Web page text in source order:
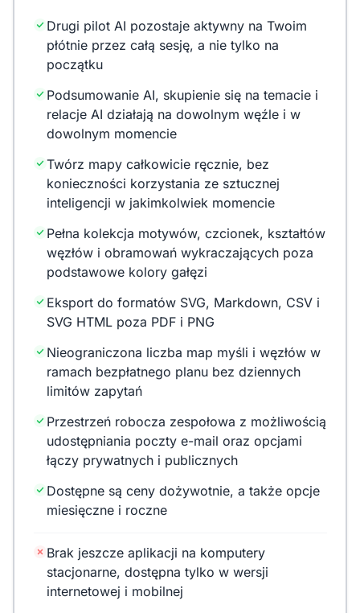
Drugi pilot AI pozostaje aktywny na Twoim
płótnie przez całą sesję, a nie tylko na
początku
Podsumowanie AI, skupienie się na temacie i
relacje AI działają na dowolnym węźle i w
dowolnym momencie
Twórz mapy całkowicie ręcznie, bez
konieczności korzystania ze sztucznej
inteligencji w jakimkolwiek momencie
Pełna kolekcja motywów, czcionek, kształtów
węzłów i obramowań wykraczających poza
podstawowe kolory gałęzi
Eksport do formatów SVG, Markdown, CSV i
SVG HTML poza PDF i PNG
Nieograniczona liczba map myśli i węzłów w
ramach bezpłatnego planu bez dziennych
limitów zapytań
Przestrzeń robocza zespołowa z możliwością
udostępniania poczty e-mail oraz opcjami
łączy prywatnych i publicznych
Dostępne są ceny dożywotnie, a także opcje
miesięczne i roczne
Brak jeszcze aplikacji na komputery
stacjonarne, dostępna tylko w wersji
internetowej i mobilnej